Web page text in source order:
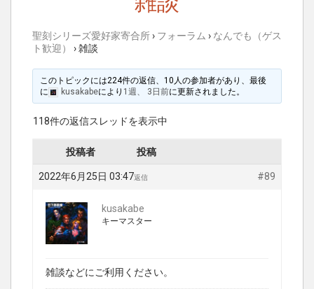
聖刻シリーズ愛好家寄合所› フォーラム › なんでも（ゲス
ト歓迎）
›雑談
このトピックには224件の返信、10人の参加者があり、最後
に
kusakabeにより 1週、 3日前に更新されました。
118件の返信スレッドを表示中
投稿者 投稿
2022年6月25日 03:47 #89
返信
kusakabe
キーマスター
雑談などにご利用ください。